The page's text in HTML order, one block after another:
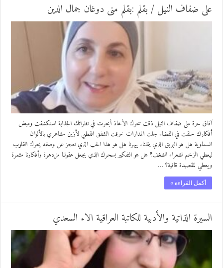
على ضفاف النيل / بقلم :بقلم منى دوغان جمال الدين
آفاق حرة على ضفاف النيل ذقت سحرك الأخاذ أبحرت في نظراتك الجذابة استكشفت وميض
أفكارك حلقت في الفضاء جلت المدارات خرقت الشفق القطبي لأزين مشاعري بالألوان
السماوية هل هو البريق الذي يثملنا، يبهرنا هل هو هذا الحب الذي نعجز عن وصفه يحرك القلوب
ليعطي الزخم لشعراء الشغف؟ هل هو التفكير بسحرك الذي يجعل عقولنا مزدهرة وأفكارنا مثمرة
ويعطي للقصيدة قافية؟ …
أكمل القراءة »
السيرة الذاتية والأدبية للكاتبة العراقية الاء السعدي